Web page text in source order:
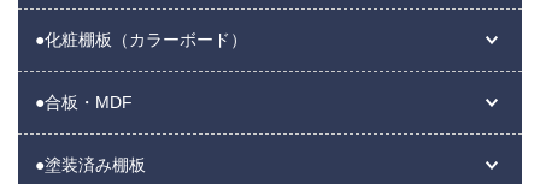
●化粧棚板（カラーボード）
●合板・MDF
●塗装済み棚板